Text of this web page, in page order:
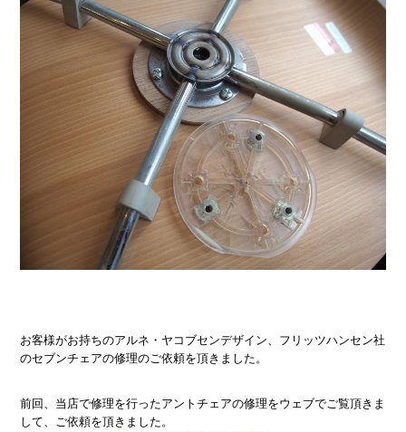
お客様がお持ちのアルネ・ヤコブセンデザイン、フリッツハンセン社
のセブンチェアの修理のご依頼を頂きました。
前回、当店で修理を行ったアントチェアの修理をウェブでご覧頂きま
して、ご依頼を頂きました。